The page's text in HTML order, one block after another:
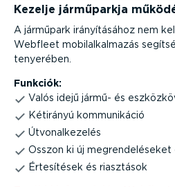
Kezelje járműparkja
A járműpark irányí­tá­sához nem
Webfleet mobil­al­kal­mazás
tenyerében.
Funkciók:
Valós idejű jármű- és
Kétirányú kommu­ni­káció
Útvonal­ke­zelés
Osszon ki új
Értesítések és riasztások